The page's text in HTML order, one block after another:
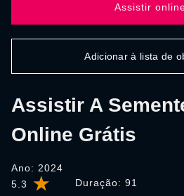
5.3 Duração: 91
Assistir A
Online Grátis
Ano: 2024
Assistir
Adicionar à lista de